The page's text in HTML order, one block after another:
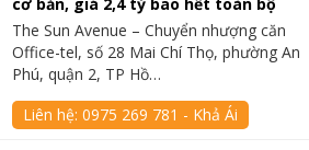
The Sun Avenue – Chuyển nhượng căn
Office-tel, số 28 Mai Chí Thọ, phường An
Phú, quận 2, TP Hồ…
Liên hệ:0975 269 781 - Khả Ái